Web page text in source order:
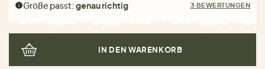
Größe passt:genau richtig 3 BEWERTUNGEN
IN DEN WARENKORB